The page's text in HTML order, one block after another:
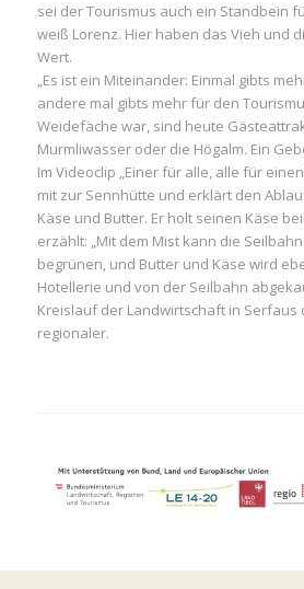
sei der Tourismus auch ein Standbein
weiß Lorenz. Hier haben das Vieh und
Wert.
„Es ist ein Miteinander: Einmal gibts
andere mal gibts mehr für den
Weidefäche war, sind heute
Murmliwasser oder die Högalm. Ein
Im Videoclip „Einer für alle, alle für
mit zur Sennhütte und erklärt den
Käse und Butter. Er holt seinen Käse
erzählt: „Mit dem Mist kann die
begrünen, und Butter und Käse wird
Hotellerie und von der Seilbahn
Kreislauf der Landwirtschaft in Serfaus
regionaler.